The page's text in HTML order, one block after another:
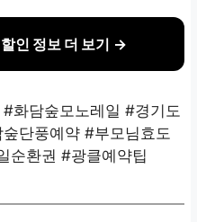
인 정보 더 보기 →
화담숲모노레일 #경기도
단풍예약 #부모님효도
순환권 #광클예약팁